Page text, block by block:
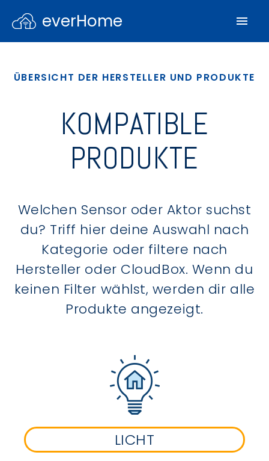
everHome
ÜBERSICHT DER HERSTELLER UND PRODUKTE
KOMPATIBLE
PRODUKTE
Welchen Sensor oder Aktor suchst
du? Triff hier deine Auswahl nach
Kategorie oder filtere nach
Hersteller oder CloudBox. Wenn du
keinen Filter wählst, werden dir alle
Produkte angezeigt.
LICHT